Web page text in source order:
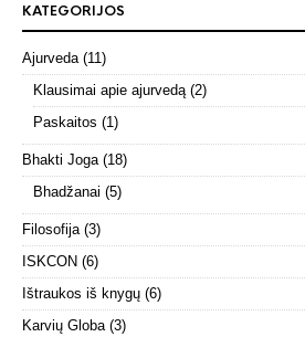
KATEGORIJOS
Ajurveda (11)
Klausimai apie ajurvedą (2)
Paskaitos (1)
Bhakti Joga (18)
Bhadžanai (5)
Filosofija (3)
ISKCON (6)
Ištraukos iš knygų (6)
Karvių Globa (3)